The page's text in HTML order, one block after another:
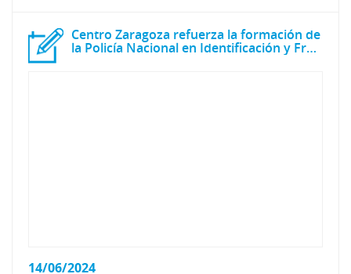
Centro Zaragoza refuerza la formación de
la Policía Nacional en Identificación y Fraude de vehículo
14/06/2024